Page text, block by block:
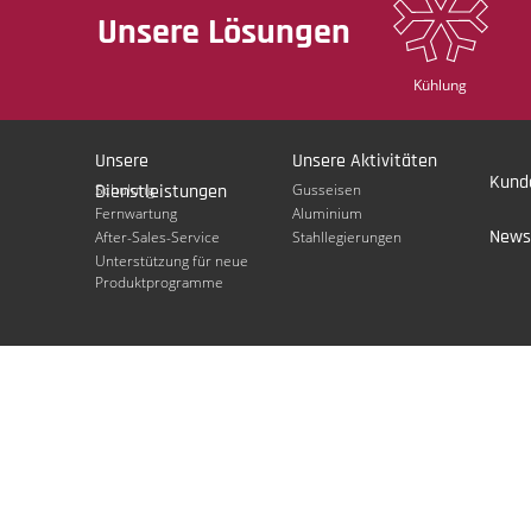
Unsere Lösungen
Kühlung
Unsere
Dienstleistungen
Schulung
Fernwartung
After-Sales-Service
Unterstützung für neue
Produktprogramme
Unsere Aktivitäten
Gusseisen
Aluminium
Stahllegierungen